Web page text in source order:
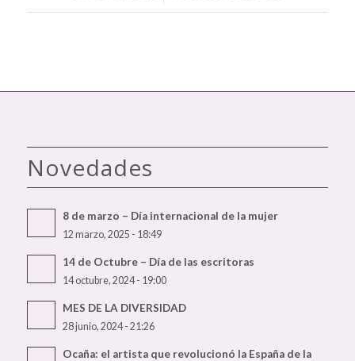
Novedades
8 de marzo – Día internacional de la mujer
12 marzo, 2025 - 18:49
14 de Octubre – Día de las escritoras
14 octubre, 2024 - 19:00
MES DE LA DIVERSIDAD
28 junio, 2024 - 21:26
Ocaña: el artista que revolucionó la España de la